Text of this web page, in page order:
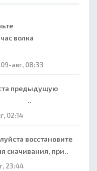
волка
09-авг, 08:33
предыдущую
..
02:14
восстановите
скачивания, при..
23:44